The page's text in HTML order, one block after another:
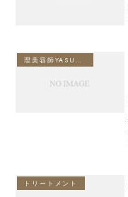
理美容師YASUのブログ
トリートメント